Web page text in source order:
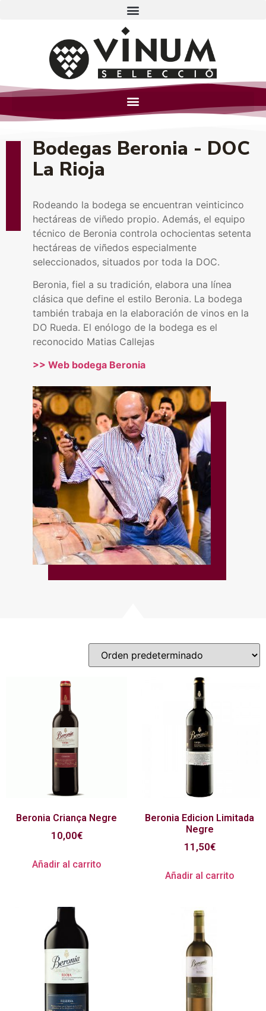
Bodegas Beronia - DOC
La Rioja
Rodeando la bodega se encuentran veinticinco
hectáreas de viñedo propio. Además, el equipo
técnico de Beronia controla ochocientas setenta
hectáreas de viñedos especialmente
seleccionados, situados por toda la DOC.
Beronia, fiel a su tradición, elabora una línea
clásica que define el estilo Beronia. La bodega
también trabaja en la elaboración de vinos en la
DO Rueda. El enólogo de la bodega es el
reconocido Matias Callejas
>> Web bodega Beronia
Beronia Criança Negre
10,00€
Añadir al carrito
Beronia Edicion Limitada
Negre
11,50€
Añadir al carrito